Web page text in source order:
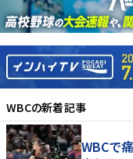
WBCの新着記事
WBCで